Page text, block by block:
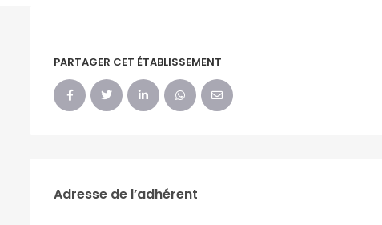
PARTAGER CET ÉTABLISSEMENT
Adresse de l’adhérent